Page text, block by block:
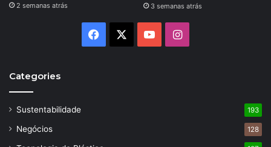
2 semanas atrás 3 semanas atrás
Facebook YouTubeInstagram
Categories
Sustentabilidade 193
Negócios 128